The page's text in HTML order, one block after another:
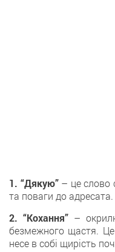
1. “Дякую”– це слово
та поваги до адресата.
2. “Кохання” –
безмежного щастя.
несе в собі щирість